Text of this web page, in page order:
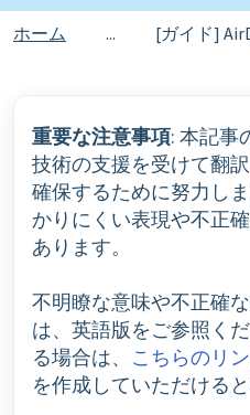
ホーム ... [ガイド] AirDroid Businessで私のリモートデバイスにア
重要な注意事項: 本記事
技術の支援を受けて翻
確保するために努力し
かりにくい表現や不正
あります。
不明瞭な意味や不正確
は、英語版をご参照く
る場合は、 こちらのリ
を作成していただけると